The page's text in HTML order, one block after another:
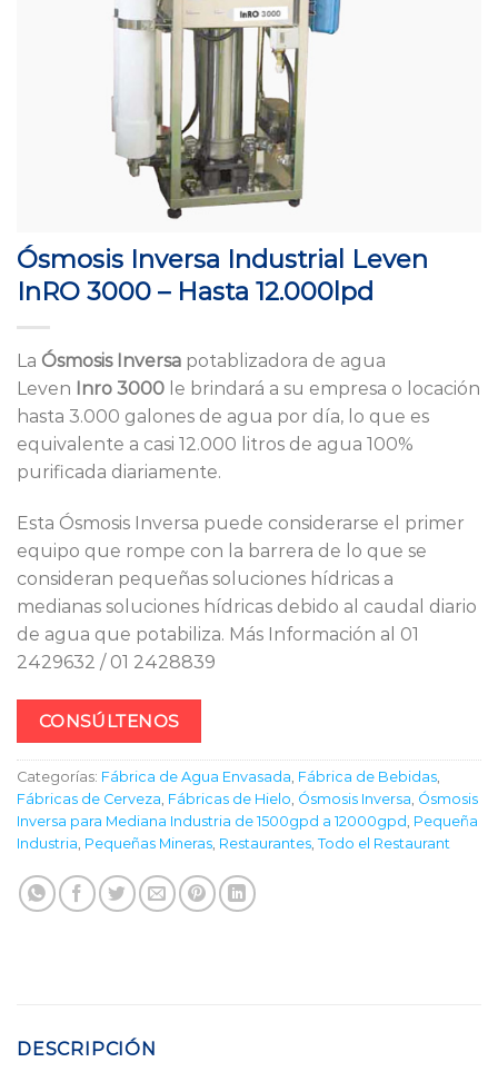
Ósmosis Inversa Industrial Leven
InRO 3000 – Hasta 12.000lpd
La Ósmosis Inversa potablizadora de agua
Leven Inro 3000 le brindará a su empresa o locación
hasta 3.000 galones de agua por día, lo que es
equivalente a casi 12.000 litros de agua 100%
purificada diariamente.
Esta Ósmosis Inversa puede considerarse el primer
equipo que rompe con la barrera de lo que se
consideran pequeñas soluciones hídricas a
medianas soluciones hídricas debido al caudal diario
de agua que potabiliza. Más Información al 01
2429632 / 01 2428839
CONSÚLTENOS
Categorías: Fábrica de Agua Envasada, Fábrica de Bebidas,
Fábricas de Cerveza, Fábricas de Hielo, Ósmosis Inversa, Ósmosis
Inversa para Mediana Industria de 1500gpd a 12000gpd, Pequeña
Industria, Pequeñas Mineras, Restaurantes, Todo el Restaurant
DESCRIPCIÓN